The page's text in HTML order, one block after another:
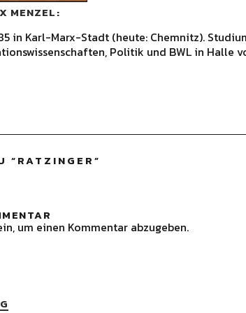
MENZEL
in Karl-Marx-Stadt (heute: Chemnitz).
Politik und BWL in Halle
“RATZINGER”
um einen Kommentar abzugeben.